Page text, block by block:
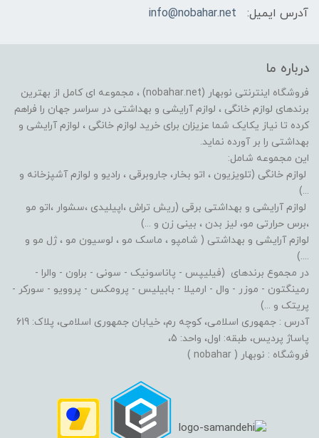
آدرس ایمیل:
info@nobahar.net
درباره ما
فروشگاه اینترنتی نوبهار (nobahar.net) ، مجموعه ای کامل از بهترین
برندهای لوازم خانگی ، لوازم آرایشی و بهداشتی در سراسر جهان را فراهم
کرده تا نیاز یکایک شما عزیزان برای خرید لوازم خانگی ، لوازم آرایشی و
بهداشتی را بر آورده نماید.
این مجموعه شامل:
لوازم خانگی (تلویزیون ، اتو بخار، جاروبرقی ، رادیو و لوازم آشپزخانه و
...)
لوازم آرایشی و بهداشتی برقی (ریش تراش ،اپیلیدی ،سشوار ،اتو مو
،برس حرارتی مو، لیز بدن ، بینی زن و ...)
لوازم آرایشی و بهداشتی ( شامپو ، ماسک مو ، لوسیون مو ، ژل مو و
....)
در مجموع برندهای (فیلیپس - پاناسونیک - سونی - براون - والرا -
رمینگتون - موزر - وال - ارمیلا - بابیلیس - پرومکس - پروویو - سورکر -
پریتک و ...)
آدرس : جمهوری اسلامی، کوچه رم، خیابان جمهوری اسلامی، پلاک: 619
پاساژ پردیس، طبقه: اول، واحد: 5،
فروشگاه : نوبهار ( nobahar )